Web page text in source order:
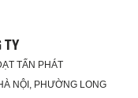
TY
TẤN PHÁT
NỘI, PHƯỜNG LONG